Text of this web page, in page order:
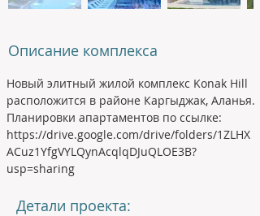
Описание комплекса
Новый элитный жилой комплекс Konak Hill
расположится в районе Каргыджак, Аланья.
Планировки апартаментов по ссылке:
https://drive.google.com/drive/folders/1ZLHX
ACuz1YfgVYLQynAcqlqDJuQLOE3B?
usp=sharing
Детали проекта: